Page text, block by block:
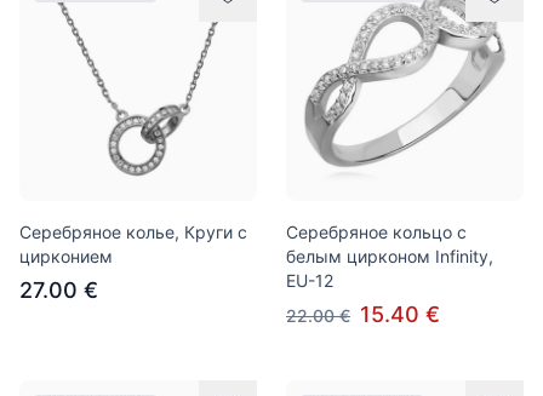
Серебряное колье, Круги с
цирконием
27.00 €
Серебряное кольцо с
белым цирконом Infinity,
EU-12
22.00 € 15.40 €